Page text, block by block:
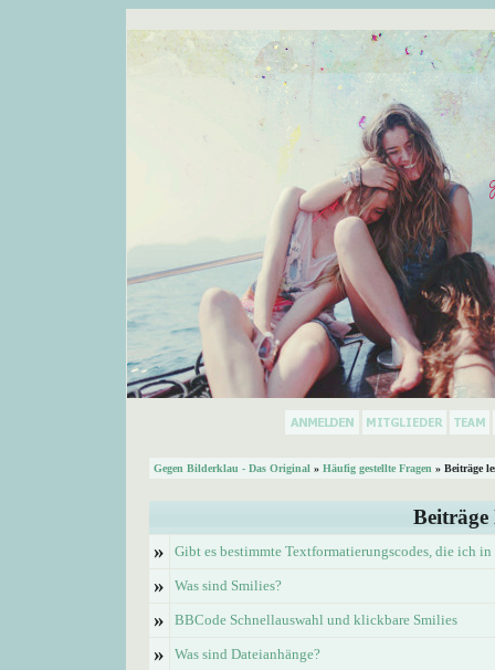
Gegen Bilderklau - Das Original » Häufig gestellte Fragen » Beiträge
Beiträge
»
Gibt es bestimmte Textformatierungscodes, die ich
» Was sind Smilies?
» BBCode Schnellauswahl und klickbare Smilies
» Was sind Dateianhänge?